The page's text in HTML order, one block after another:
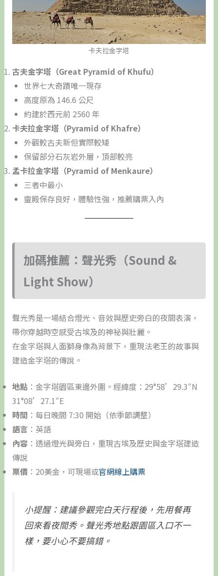
卡夫拉金字塔
古夫金字塔（Great Pyramid of Khufu）
世界七大奇蹟唯一現存
高度原為 146.6 公尺
約建於西元前 2560 年
卡夫拉金字塔（Pyramid of Khafre）
外觀較古夫新但實際較矮
保留部分石灰岩外層，頂部較亮
孟卡拉金字塔（Pyramid of Menkaure）
三者中最小
靈殿保存良好，體驗性強，推薦購票入內
加碼推薦：聲光秀（Sound &
Light Show）
聲光秀是一場結合燈光、音效與歷史旁白的夜間表演，
帶你穿越時空感受古埃及的神祕與壯麗。
在金字塔與人面獅身像為背景下，重現法老王的故事與
建造金字塔的傳說。
地點 ：金字塔園區東邊外圍。經緯度：29°58’29.3″N
31°08’27.1″E
時間 ：每日晚間 7:30 開始（依季節調整）
語言：英語
內容：透過燈光與旁白，重現古埃及歷史與金字塔建造
傳說
票價：20美金，可現場或官網線上購票
小提醒：建議參觀完白天行程後，先用餐再
回來看夜間秀。聲光秀地點跟園區入口不一
樣，要小心不要搞錯。